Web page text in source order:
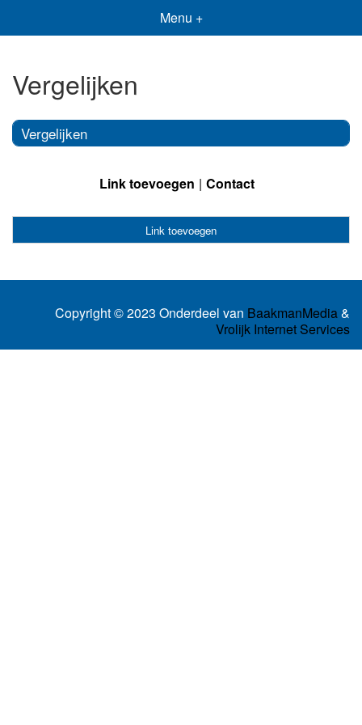
Menu +
Vergelijken
Vergelijken
Link toevoegen Contact
Link toevoegen
Copyright © 2023 Onderdeel van BaakmanMedia&
Vrolijk Internet Services